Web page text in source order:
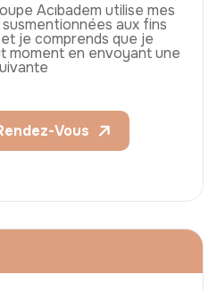
Acıbadem utilise mes
aux fins
je comprends que je
moment en envoyant une
Vous